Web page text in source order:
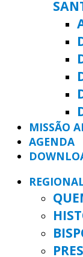
MISSÃO
AGENDA